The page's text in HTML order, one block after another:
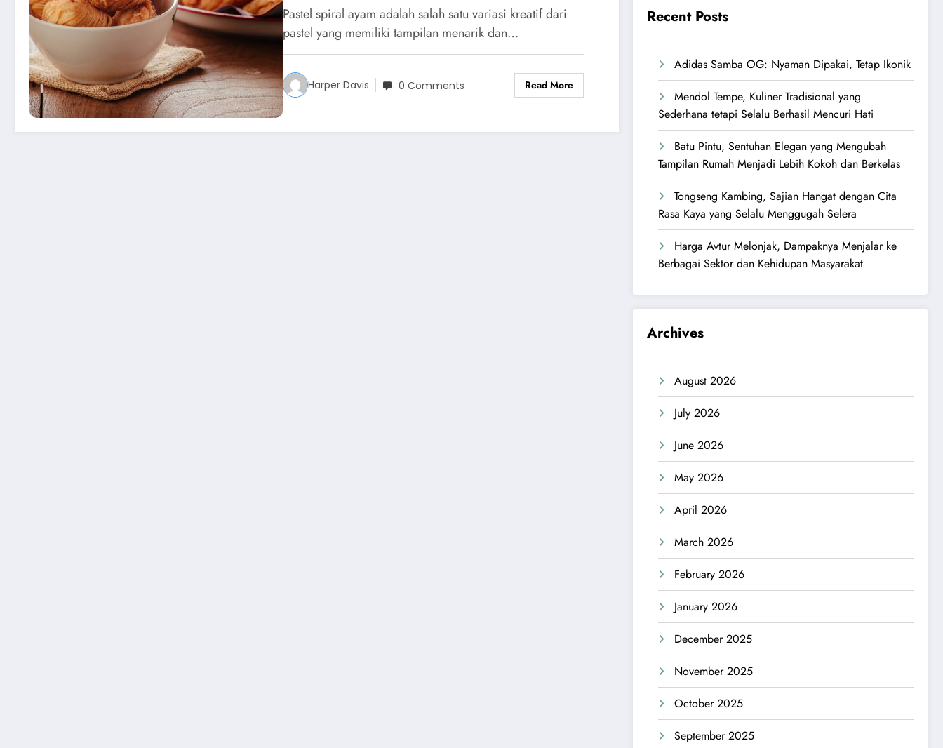
Pastel spiral ayam adalah salah satu variasi kreatif dari
pastel yang memiliki tampilan menarik dan…
Harper Davis 0 Comments Read More
Recent Posts
Adidas Samba OG: Nyaman Dipakai, Tetap Ikonik
Mendol Tempe, Kuliner Tradisional yang
Sederhana tetapi Selalu Berhasil Mencuri Hati
Batu Pintu, Sentuhan Elegan yang Mengubah
Tampilan Rumah Menjadi Lebih Kokoh dan Berkelas
Tongseng Kambing, Sajian Hangat dengan Cita
Rasa Kaya yang Selalu Menggugah Selera
Harga Avtur Melonjak, Dampaknya Menjalar ke
Berbagai Sektor dan Kehidupan Masyarakat
Archives
August 2026
July 2026
June 2026
May 2026
April 2026
March 2026
February 2026
January 2026
December 2025
November 2025
October 2025
September 2025